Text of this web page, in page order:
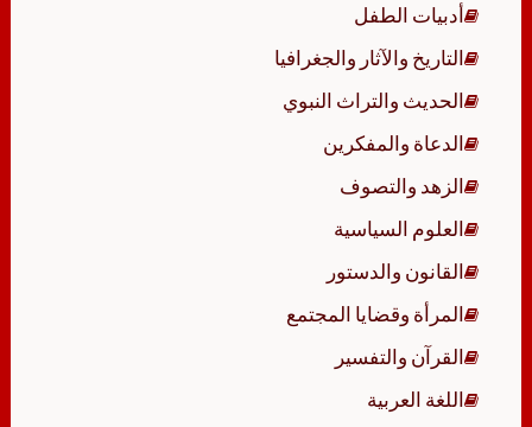
أدبيات الطفل
التاريخ والآثار والجغرافيا
الحديث والتراث النبوي
الدعاة والمفكرين
الزهد والتصوف
العلوم السياسية
القانون والدستور
المرأة وقضايا المجتمع
القرآن والتفسير
اللغة العربية